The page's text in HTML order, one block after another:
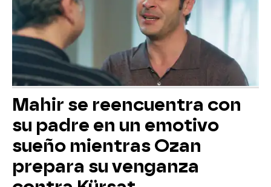
Mahir se reencuentra con
su padre en un emotivo
sueño mientras Ozan
prepara su venganza